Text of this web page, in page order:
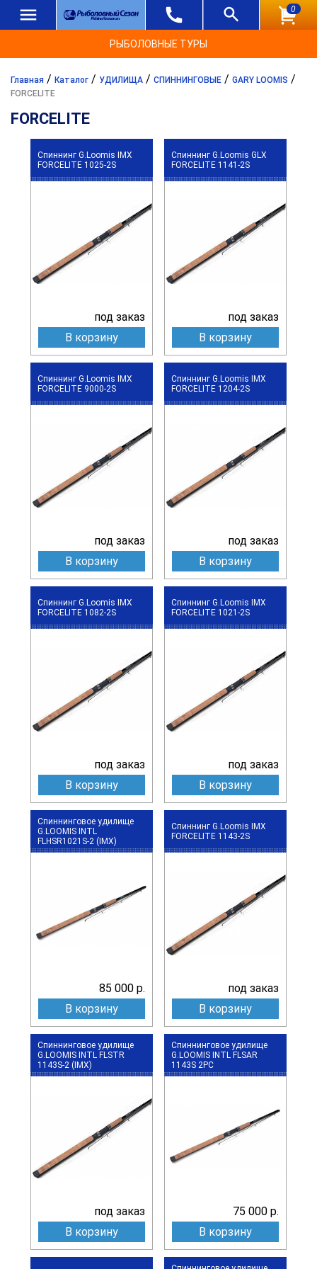
0
РЫБОЛОВНЫЕ ТУРЫ
Главная / Каталог / УДИЛИЩА / СПИННИНГОВЫЕ / GARY LOOMIS /
FORCELITE
FORCELITE
Спиннинг G.Loomis IMX
FORCELITE 1025-2S
под заказ
В корзину
Спиннинг G.Loomis GLX
FORCELITE 1141-2S
под заказ
В корзину
Спиннинг G.Loomis IMX
FORCELITE 9000-2S
под заказ
В корзину
Спиннинг G.Loomis IMX
FORCELITE 1204-2S
под заказ
В корзину
Спиннинг G.Loomis IMX
FORCELITE 1082-2S
под заказ
В корзину
Спиннинг G.Loomis IMX
FORCELITE 1021-2S
под заказ
В корзину
Спиннинговое удилище
G.LOOMIS INTL
FLHSR1021S-2 (IMX)
85 000 р.
В корзину
Спиннинг G.Loomis IMX
FORCELITE 1143-2S
под заказ
В корзину
Спиннинговое удилище
G.LOOMIS INTL FLSTR
1143S-2 (IMX)
под заказ
В корзину
Спиннинговое удилище
G.LOOMIS INTL FLSAR
1143S 2PC
75 000 р.
В корзину